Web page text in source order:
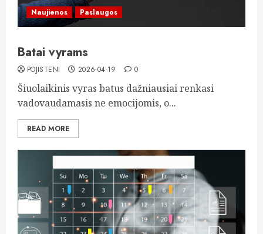
Naujienos Paslaugos
Batai vyrams
POJISTENI 2026-04-19 0
Šiuolaikinis vyras batus dažniausiai renkasi
vadovaudamasis ne emocijomis, o...
READ MORE